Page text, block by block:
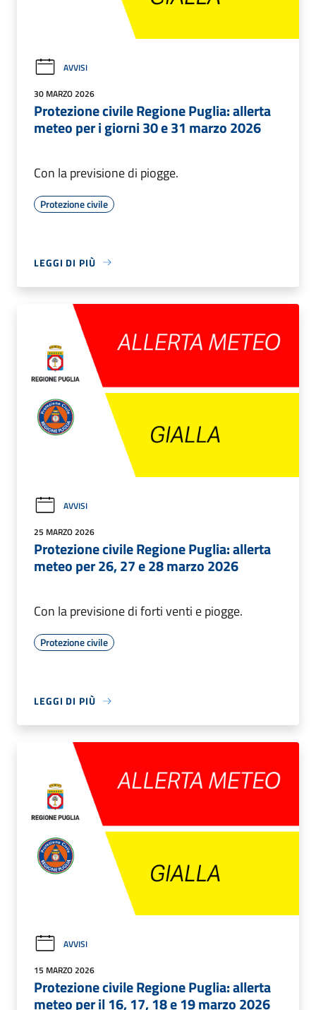
AVVISI
30 MARZO 2026
Protezione civile Regione Puglia: allerta
meteo per i giorni 30 e 31 marzo 2026
Con la previsione di piogge.
Protezione civile
LEGGI DI PIÙ
AVVISI
25 MARZO 2026
Protezione civile Regione Puglia: allerta
meteo per 26, 27 e 28 marzo 2026
Con la previsione di forti venti e piogge.
Protezione civile
LEGGI DI PIÙ
AVVISI
15 MARZO 2026
Protezione civile Regione Puglia: allerta
meteo per il 16, 17, 18 e 19 marzo 2026